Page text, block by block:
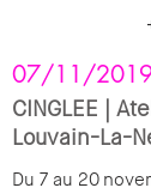
07/11/
CINGLEE |
Louvain-La-
Du 7 au 20